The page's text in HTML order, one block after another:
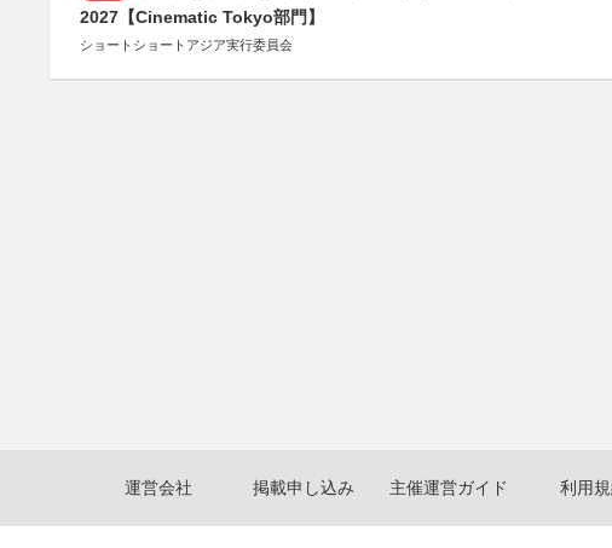
2027【Cinematic Tokyo部門】
ショートショートアジア実行委員会
運営会社 掲載申し込み 主催運営ガイド 利用